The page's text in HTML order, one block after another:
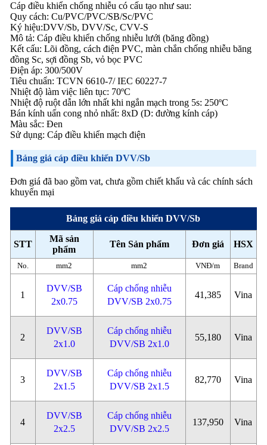
Cáp điều khiển chống nhiễu có cấu tạo như sau:
Quy cách: Cu/PVC/PVC/SB/Sc/PVC
Ký hiệu:DVV/Sb, DVV/Sc, CVV-S
Mô tả: Cáp điều khiển chống nhiễu lưới (băng đồng)
Kết cấu: Lõi đồng, cách điện PVC, màn chắn chống nhiễu băng
đồng Sc, sợi đồng Sb, vỏ bọc PVC
Điện áp: 300/500V
Tiêu chuẩn: TCVN 6610-7/ IEC 60227-7
Nhiệt độ làm việc liên tục: 70ºC
Nhiệt độ ruột dẫn lớn nhất khi ngắn mạch trong 5s: 250ºC
Bán kính uấn cong nhỏ nhất: 8xD (D: đường kính cáp)
Màu sắc: Đen
Sử dụng: Cáp điều khiển mạch điện
Bảng giá cáp điều khiển DVV/Sb
Đơn giá đã bao gồm vat, chưa gồm chiết khấu và các chính sách
khuyến mại
Bảng giá cáp điều khiển DVV/Sb
STT
Mã sản
phẩm
Tên Sản phẩm Đơn giá HSX
No. mm2 mm2 VNĐ/m Brand
1
DVV/SB
2x0.75
Cáp chống nhiễu
DVV/SB 2x0.75
41,385 Vina
2
DVV/SB
2x1.0
Cáp chống nhiễu
DVV/SB 2x1.0
55,180 Vina
3
DVV/SB
2x1.5
Cáp chống nhiễu
DVV/SB 2x1.5
82,770 Vina
4
DVV/SB
2x2.5
Cáp chống nhiễu
DVV/SB 2x2.5
137,950 Vina